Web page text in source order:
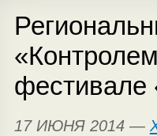
фестивале
17 ИЮНЯ 2014 —